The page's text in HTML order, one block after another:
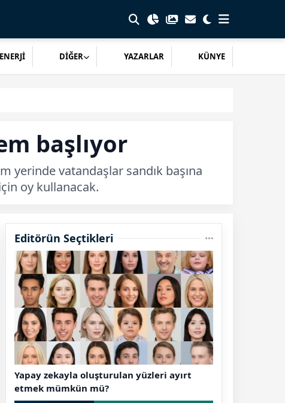
ENERJİ DİĞER YAZARLAR KÜNYE
başlıyor
yerinde vatandaşlar sandık başına
oy kullanacak.
Editörün Seçtikleri
Yapay zekayla oluşturulan yüzleri ayırt
etmek mümkün mü?